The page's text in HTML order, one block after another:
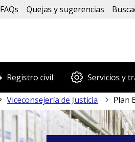
FAQs Quejas y sugerencias
Registro civil Servicios y
Viceconsejería de Justicia Plan